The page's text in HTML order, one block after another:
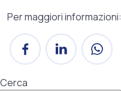
Per maggiori informazioni:
Cerca